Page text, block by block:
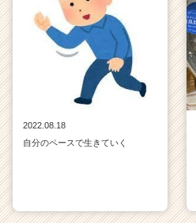
2022.08.18
自分のペースで生きていく